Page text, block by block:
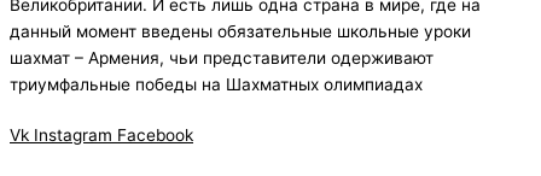
Великобритании. И есть лишь одна страна в мире, где на
данный момент введены обязательные школьные уроки
шахмат – Армения, чьи представители одерживают
триумфальные победы на Шахматных олимпиадах
Vk Instagram Facebook